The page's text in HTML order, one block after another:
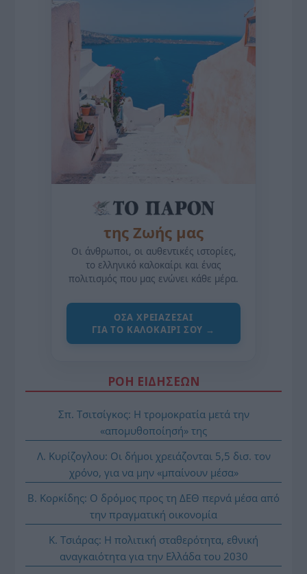
της Ζωής μας
Οι άνθρωποι, οι αυθεντικές ιστορίες,
το ελληνικό καλοκαίρι και ένας
πολιτισμός που μας ενώνει κάθε μέρα.
ΌΣΑ ΧΡΕΙΆΖΕΣΑΙ
ΓΙΑ ΤΟ ΚΑΛΟΚΑΊΡΙ ΣΟΥ →
ΡΟΗ ΕΙΔΗΣΕΩΝ
Σπ. Τσιτσίγκος: Η τρομοκρατία μετά την
«απομυθοποίησή» της
Λ. Κυρίζογλου: Οι δήμοι χρειάζονται 5,5 δισ. τον
χρόνο, για να μην «μπαίνουν μέσα»
Β. Κορκίδης: Ο δρόμος προς τη ΔΕΘ περνά μέσα από
την πραγματική οικονομία
Κ. Τσιάρας: Η πολιτική σταθερότητα, εθνική
αναγκαιότητα για την Ελλάδα του 2030